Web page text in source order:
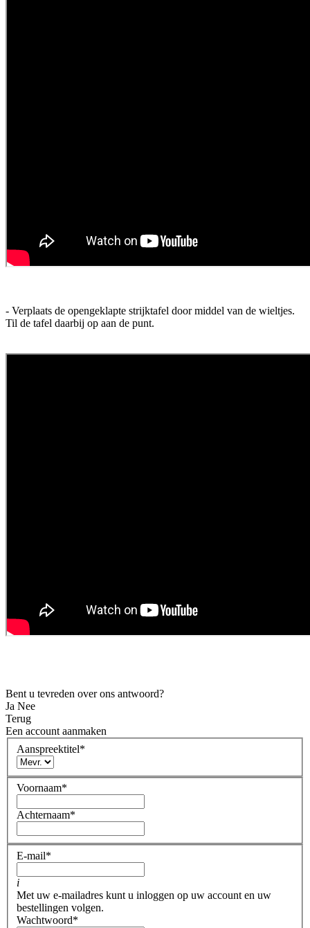
- Verplaats de opengeklapte strijktafel door middel van de wieltjes.
Til de tafel daarbij op aan de punt.
Bent u tevreden over ons antwoord?
Ja Nee
Terug
Een account aanmaken
Aanspreektitel*
Voornaam*
Achternaam*
E-mail*
i
Met uw e-mailadres kunt u inloggen op uw account en uw
bestellingen volgen.
Wachtwoord*